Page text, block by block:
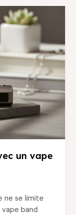
un vape
ne se limite
band